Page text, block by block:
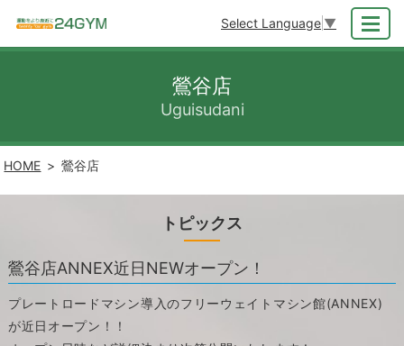
Select Language ▼
鶯谷店
Uguisudani
HOME 鶯谷店
トピックス
鶯谷店ANNEX近日NEWオープン！
プレートロードマシン導入のフリーウェイトマシン館(ANNEX)
が近日オープン！！